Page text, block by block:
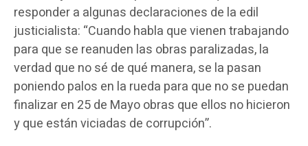
responder a algunas declaraciones de la edil
justicialista: “Cuando habla que vienen trabajando
para que se reanuden las obras paralizadas, la
verdad que no sé de qué manera, se la pasan
poniendo palos en la rueda para que no se puedan
finalizar en 25 de Mayo obras que ellos no hicieron
y que están viciadas de corrupción”.